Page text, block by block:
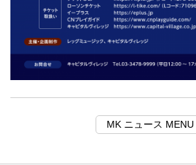
MK ニュース MENU